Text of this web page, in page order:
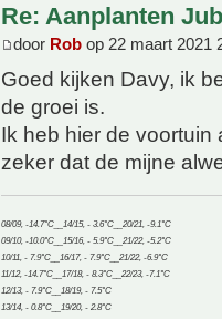
Re: Aanplanten
door Rob op 22 maart 2021
Goed kijken Davy, ik
de groei is.
Ik heb hier de
zeker dat de mijne
08/09, -14.7°C__14/15, - 3.6°C__20/21, -9.1°C
09/10, -10.0°C__15/16, - 5.9°C__21/22, -5.2°C
10/11, - 7.9°C__16/17, - 7.9°C__21/22, -6.9°C
11/12, -14.7°C__17/18, - 8.3°C__22/23, -7.1°C
12/13, - 7.9°C__18/19, - 7.5°C
13/14, - 0.8°C__19/20, - 2.8°C